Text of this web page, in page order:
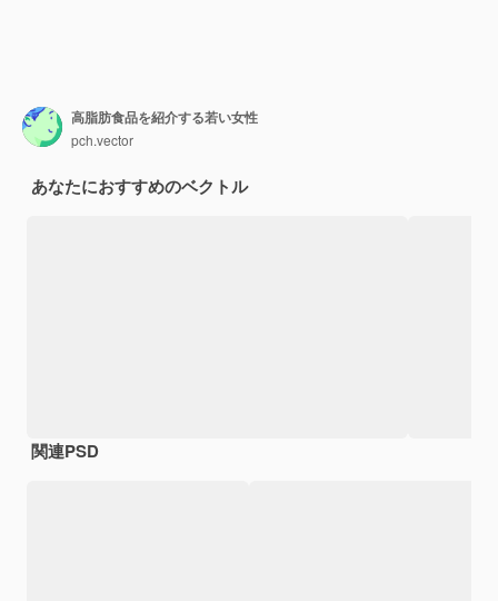
高脂肪食品を紹介する若い女性
pch.vector
あなたにおすすめのベクトル
関連PSD